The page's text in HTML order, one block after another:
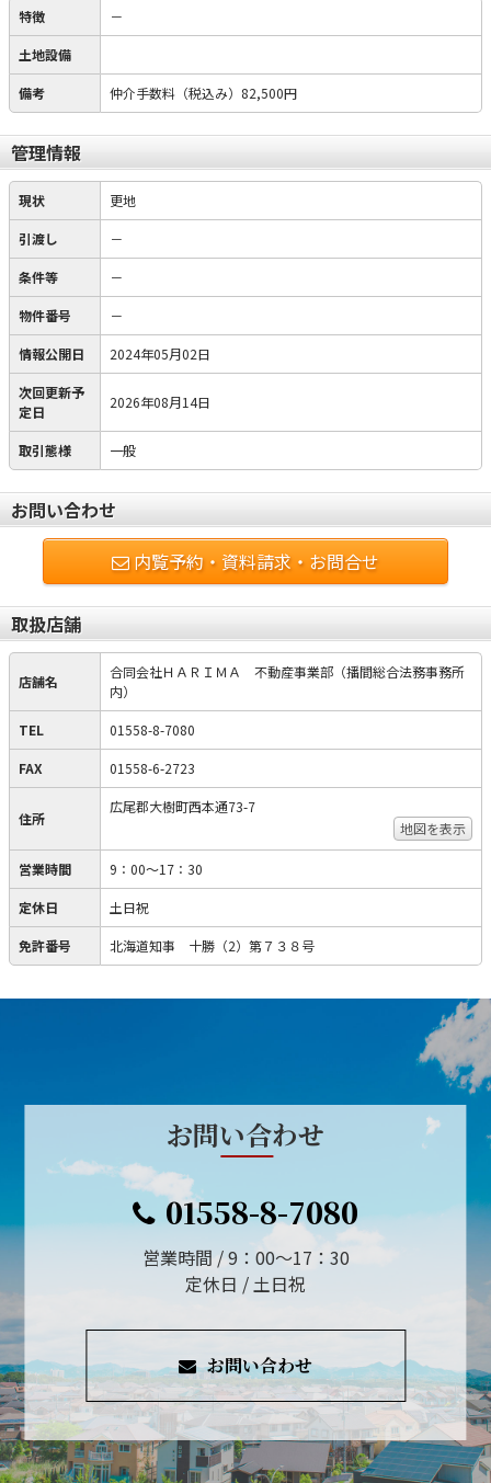
特徴 －
土地設備
備考 仲介手数料（税込み）82,500円
管理情報
現状 更地
引渡し －
条件等 －
物件番号 －
情報公開日 2024年05月02日
次回更新予
定日
2026年08月14日
取引態様 一般
お問い合わせ
内覧予約・資料請求・お問合せ
取扱店舗
店舗名
合同会社ＨＡＲＩＭＡ 不動産事業部（播間総合法務事務所
内）
TEL 01558-8-7080
FAX 01558-6-2723
住所
広尾郡大樹町西本通73-7
地図を表示
営業時間 9：00～17：30
定休日 土日祝
免許番号 北海道知事 十勝（2）第７３８号
お問い合わせ
01558-8-7080
営業時間 / 9：00～17：30
定休日 / 土日祝
お問い合わせ